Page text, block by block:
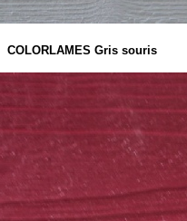
COLORLAMES Gris souris